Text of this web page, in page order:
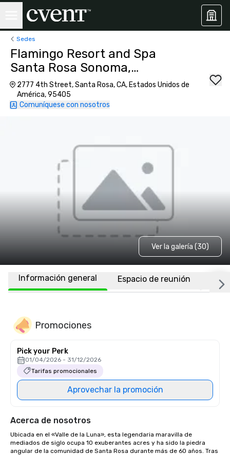
Sedes
Flamingo Resort and Spa
Santa Rosa Sonoma,
Tapestry by Hilton
2777 4th Street, Santa Rosa, CA, Estados Unidos de
América, 95405
Comuníquese con nosotros
Ver la galería (30)
Información general Espacio de reunión
Promociones
Pick your Perk
01/04/2026 - 31/12/2026
Tarifas promocionales
Aprovechar la promoción
Acerca de nosotros
Ubicada en el «Valle de la Luna», esta legendaria maravilla de
mediados de siglo ocupa 10 exuberantes acres y ha sido la piedra
angular de la comunidad de Santa Rosa durante más de 60 años. Tras